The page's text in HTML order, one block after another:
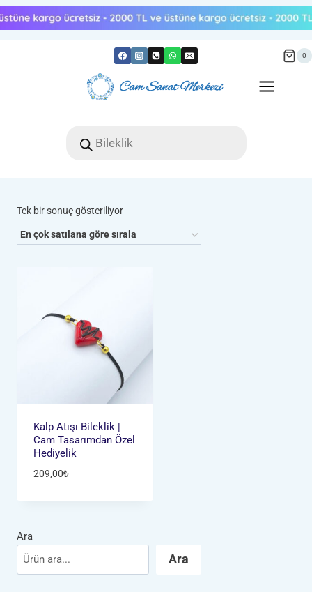
Skip
to
0
search
Tek bir sonuç gösteriliyor
Kalp Atışı Bileklik |
Cam Tasarımdan Özel
Hediyelik
209,00₺
Ara
Ara